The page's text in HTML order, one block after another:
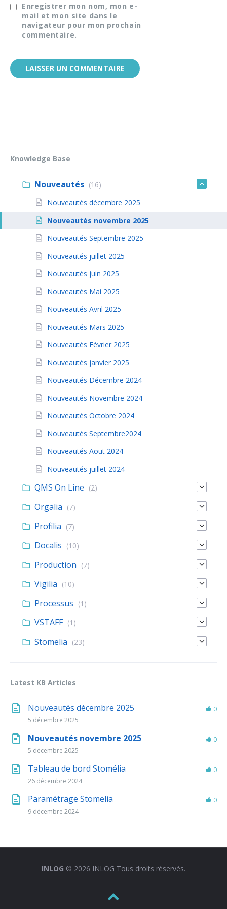
Enregistrer mon nom, mon e-
mail et mon site dans le
navigateur pour mon prochain
commentaire.
Knowledge Base
Nouveautés (16)
Nouveautés décembre 2025
Nouveautés novembre 2025
Nouveautés Septembre 2025
Nouveautés juillet 2025
Nouveautés juin 2025
Nouveautés Mai 2025
Nouveautés Avril 2025
Nouveautés Mars 2025
Nouveautés Février 2025
Nouveautés janvier 2025
Nouveautés Décembre 2024
Nouveautés Novembre 2024
Nouveautés Octobre 2024
Nouveautés Septembre2024
Nouveautés Aout 2024
Nouveautés juillet 2024
QMS On Line (2)
Orgalia (7)
Profilia (7)
Docalis (10)
Production (7)
Vigilia (10)
Processus (1)
VSTAFF (1)
Stomelia (23)
Latest KB Articles
Nouveautés décembre 2025
5 décembre 2025
0
Nouveautés novembre 2025
5 décembre 2025
0
Tableau de bord Stomélia
26 décembre 2024
0
Paramétrage Stomelia
9 décembre 2024
0
INLOG © 2026 INLOG Tous droits réservés.